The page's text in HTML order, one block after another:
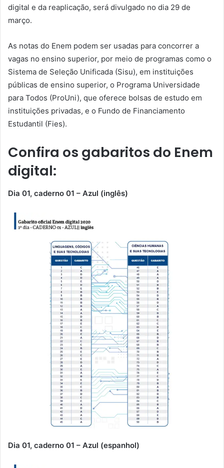
digital e da reaplicação, será divulgado no dia 29 de
março.
As notas do Enem podem ser usadas para concorrer a
vagas no ensino superior, por meio de programas como o
Sistema de Seleção Unificada (Sisu), em instituições
públicas de ensino superior, o Programa Universidade
para Todos (ProUni), que oferece bolsas de estudo em
instituições privadas, e o Fundo de Financiamento
Estudantil (Fies).
Confira os gabaritos do Enem
digital:
Dia 01, caderno 01 – Azul (inglês)
Dia 01, caderno 01 – Azul (espanhol)